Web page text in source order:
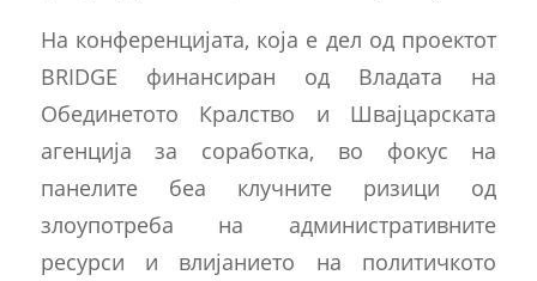
На конференцијата, која е дел од проектот
BRIDGE финансиран од Владата на
Обединетото Кралство и Швајцарската
агенција за соработка, во фокус на
панелите беа клучните ризици од
злоупотреба на административните
ресурси и влијанието на политичкото